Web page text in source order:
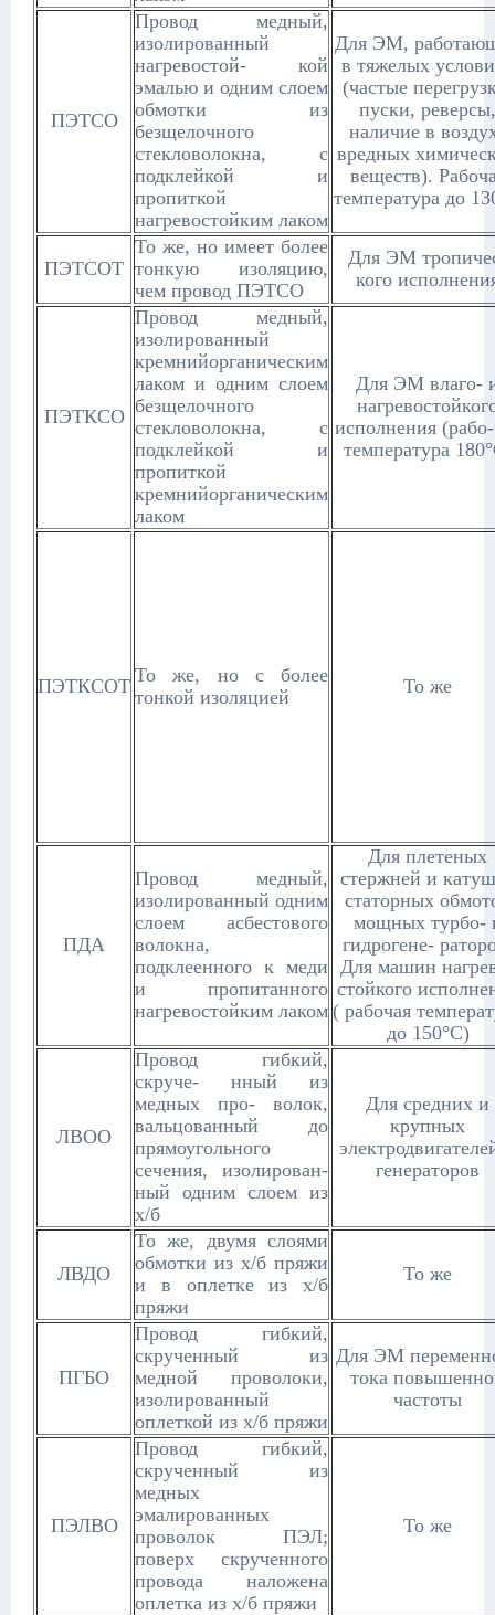
ПЭТСО
Провод медный,
изолированный
нагревостой- кой
эмалью и одним слоем
обмотки из
безщелочного
стекловолокна, с
подклейкой и
пропиткой
нагревостойким лаком
Для ЭМ,
в тяжелых
(частые
пуски, реверсы,
наличие в
вредных
веществ).
температура до
ПЭТСОТ
То же, но имеет более
тонкую изоляцию,
чем провод ПЭТСО
Для ЭМ
кого
ПЭТКСО
Провод медный,
изолированный
кремнийорганическим
лаком и одним слоем
безщелочного
стекловолокна, с
подклейкой и
пропиткой
кремнийорганическим
лаком
Для ЭМ влаго-
исполнения
температура
ПЭТКСОТ То же, но с более
тонкой изоляцией
То же
ПДА
Провод медный,
изолированный одним
слоем асбестового
волокна,
подклеенного к меди
и пропитанного
нагревостойким лаком
Для плетеных
стержней и
статорных
мощных турбо-
гидрогене-
Для машин
стойкого
( рабочая
до 150°С)
ЛВОО
Провод гибкий,
скруче- нный из
медных про- волок,
вальцованный до
прямоугольного
сечения, изолирован-
ный одним слоем из
х/б
Для средних и
крупных
генераторов
ЛВДО
То же, двумя слоями
обмотки из х/б пряжи
и в оплетке из х/б
пряжи
То же
ПГБО
Провод гибкий,
скрученный из
медной проволоки,
изолированный
оплеткой из х/б пряжи
Для ЭМ
тока
частоты
ПЭЛВО
Провод гибкий,
скрученный из
медных
эмалированных
проволок ПЭЛ;
поверх скрученного
провода наложена
оплетка из х/б пряжи
То же